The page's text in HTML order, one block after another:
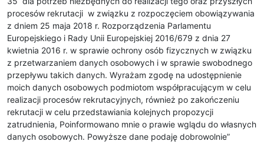
procesów rekrutacji w związku z rozpoczęciem obowiązywania
z dniem 25 maja 2018 r. Rozporządzenia Parlamentu
Europejskiego i Rady Unii Europejskiej 2016/679 z dnia 27
kwietnia 2016 r. w sprawie ochrony osób fizycznych w związku
z przetwarzaniem danych osobowych i w sprawie swobodnego
przepływu takich danych. Wyrażam zgodę na udostępnienie
moich danych osobowych podmiotom współpracującym w celu
realizacji procesów rekrutacyjnych, również po zakończeniu
rekrutacji w celu przedstawiania kolejnych propozycji
zatrudnienia, Poinformowano mnie o prawie wglądu do własnych
danych osobowych. Powyższe dane podaję dobrowolnie”